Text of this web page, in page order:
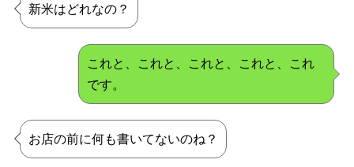
新米はどれなの？
これと、これと、これと、これと、これ
です。
お店の前に何も書いてないのね？